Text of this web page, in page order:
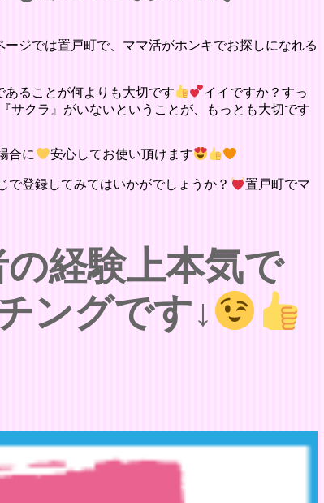
ージでは置戸町で、ママ活がホンキでお探しになれる
ることが何よりも大切です
イイですか？すっ
『サクラ』がいないということが、もっとも大切です
合に 安心してお使い頂けます
で登録してみてはいかがでしょうか？
置戸町でマ
経験上本気で
ングです↓